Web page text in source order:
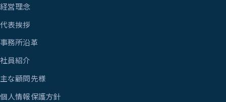
経営理念
代表挨拶
事務所沿革
社員紹介
主な顧問先様
個人情報保護方針